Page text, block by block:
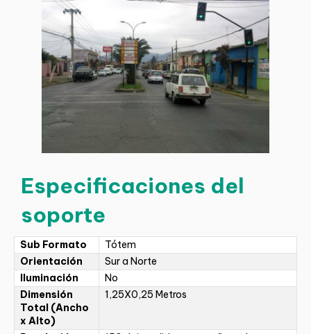
Especificaciones del
soporte
Sub Formato
Tótem
Orientación
Sur a Norte
Iluminación
No
Dimensión
Total (Ancho
x Alto)
1,25X0,25 Metros